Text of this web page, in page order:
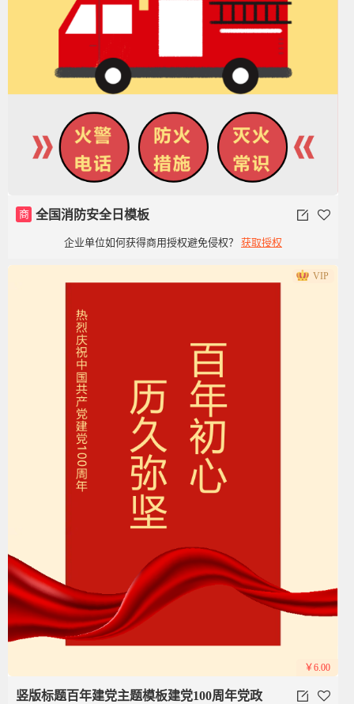
商 全国消防安全日模板
企业单位如何获得商用授权避免侵权？ 获取授权
VIP
￥6.00
竖版标题百年建党主题模板建党100周年党政